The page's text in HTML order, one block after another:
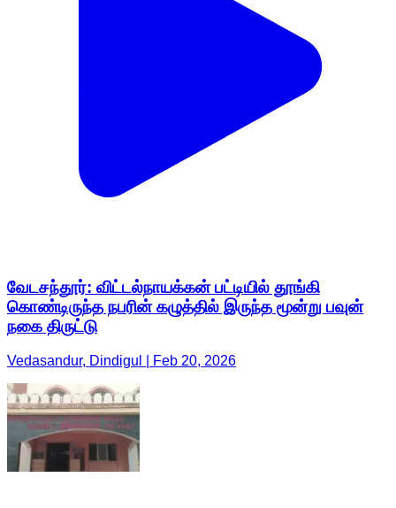
வேடசந்தூர்: விட்டல்நாயக்கன் பட்டியில் தூங்கி
கொண்டிருந்த நபரின் கழுத்தில் இருந்த மூன்று பவுன்
நகை திருட்டு
Vedasandur, Dindigul | Feb 20, 2026